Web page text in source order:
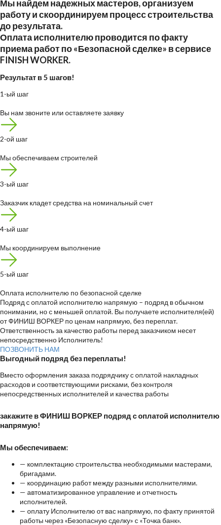
Мы найдем надежных мастеров, организуем
работу и скоординируем процесс строительства
до результата.
Оплата исполнителю проводится по факту
приема работ по «Безопасной сделке» в сервисе
FINISH WORKER.
Результат в 5 шагов!
1-ый шаг
Вы нам звоните или оставляете заявку
2-ой шаг
Мы обеспечиваем строителей
3-ый шаг
Заказчик кладет средства на номинальный счет
4-ый шаг
Мы координируем выполнение
5-ый шаг
Оплата исполнителю по безопасной сделке
Подряд с оплатой исполнителю напрямую – подряд в обычном
понимании, но с меньшей оплатой. Вы получаете исполнителя(ей)
от ФИНИШ ВОРКЕР по ценам напрямую, без переплат.
Ответственность за качество работы перед заказчиком несет
непосредственно Исполнитель!
ПОЗВОНИТЬ НАМ
Выгодный подряд без переплаты!
Вместо оформления заказа подрядчику с оплатой накладных
расходов и соответствующими рисками, без контроля
непосредственных исполнителей и качества работы
закажите в ФИНИШ ВОРКЕР подряд с оплатой исполнителю
напрямую!
Мы обеспечиваем:
— комплектацию строительства необходимыми мастерами,
бригадами.
— координацию работ между разными исполнителями.
— автоматизированное управление и отчетность
исполнителей.
— оплату Исполнителю от вас напрямую, по факту принятой
работы через «Безопасную сделку» с «Точка банк».